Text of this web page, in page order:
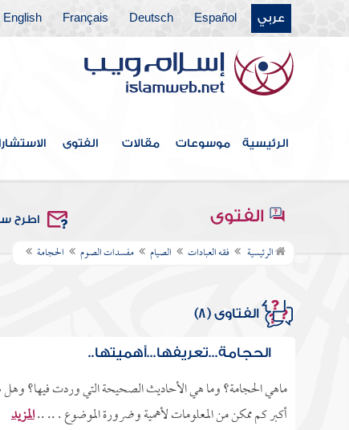
عربي Español
Deutsch
Français
English
الرئيسية موسوعات مقالات الفتوى
الفتوى اطرح
الرئيسية فقه العبادات الصيام مفسدات الصوم الحجامة
الفتاوى (8)
الحجامة...تعريفها...أهميتها..
ماهي الحجامة؟ وما هي الأحاديث الصحيحة التي وردت فيها؟
أكبر كم ممكن من المعلومات لأهمية وضرورة الموضوع . .. ..المزيد